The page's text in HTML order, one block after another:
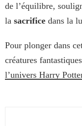
de l’équilibre,
la sacrifice dans la
Pour plonger dans
créatures
l’univers Harry